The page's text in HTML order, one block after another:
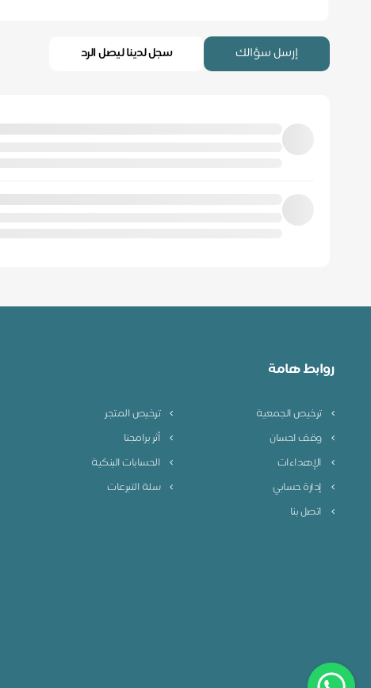
إرسل سؤالك سجل لدينا ليصل الرد
روابط هامة
ترخيص الجمعية
ترخيص المتجر
وقف احسان
أثر برامجنا
الإهداءات
الحسابات البنكية
إدارة حسابي
سلة التبرعات
اتصل بنا